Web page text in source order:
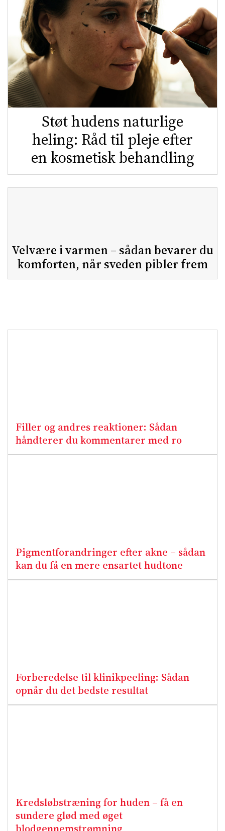
Støt hudens naturlige
heling: Råd til pleje efter
en kosmetisk behandling
Velvære i varmen – sådan bevarer du
komforten, når sveden pibler frem
Filler og andres reaktioner: Sådan
håndterer du kommentarer med ro
Pigmentforandringer efter akne – sådan
kan du få en mere ensartet hudtone
Forberedelse til klinikpeeling: Sådan
opnår du det bedste resultat
Kredsløbstræning for huden – få en
sundere glød med øget